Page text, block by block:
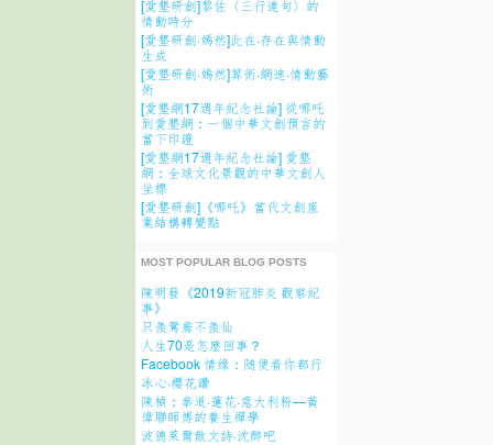
[愛墾研創]黎佐〈三行連句〉的
情動時分
[愛墾研創·嫣然]此在·存在與情動
生成
[愛墾研創·嫣然]算術·網速·情動藝
術
[愛墾網17週年紀念社論] 從哪吒
到愛墾網：一個中華文創預言的
當下印證
[愛墾網17週年紀念社論] 愛墾
網：全球文化景觀的中華文創人
坐標
[愛墾研創]《哪吒》當代文創産
業結構轉變點
MOST POPULAR BLOG POSTS
陳明發《2019新冠肺炎 觀察紀
事》
只羨鴛鴦不羨仙
人生70是怎麽回事？
Facebook 情缘：随便看你都行
冰心·櫻花讚
陳楨：拳道·蓮花·意大利粉—黃
偉聯師傅的養生禪學
波德萊爾散文詩·沈醉吧